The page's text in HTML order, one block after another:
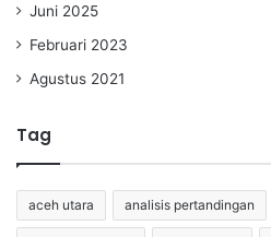
Juni 2025
Februari 2023
Agustus 2021
Tag
aceh utara analisis pertandingan